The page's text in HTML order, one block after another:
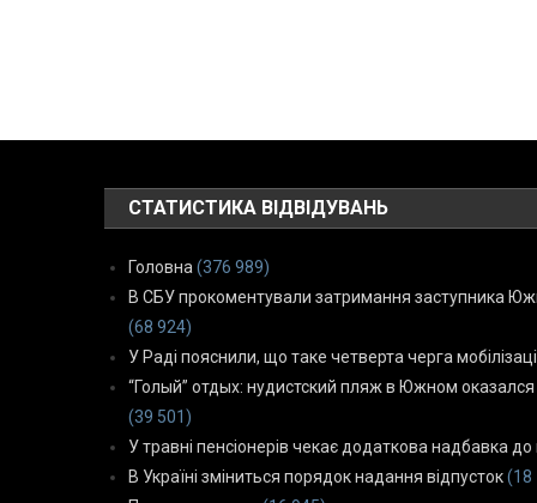
СТАТИСТИКА ВІДВІДУВАНЬ
Головна (376 989)
В СБУ прокоментували затримання заступника
(68 924)
У Раді пояснили, що таке четверта черга
“Голый” отдых: нудистский пляж в Южном
(39 501)
У травні пенсіонерів чекає додаткова надбавка до
В Україні зміниться порядок надання відпусток (18